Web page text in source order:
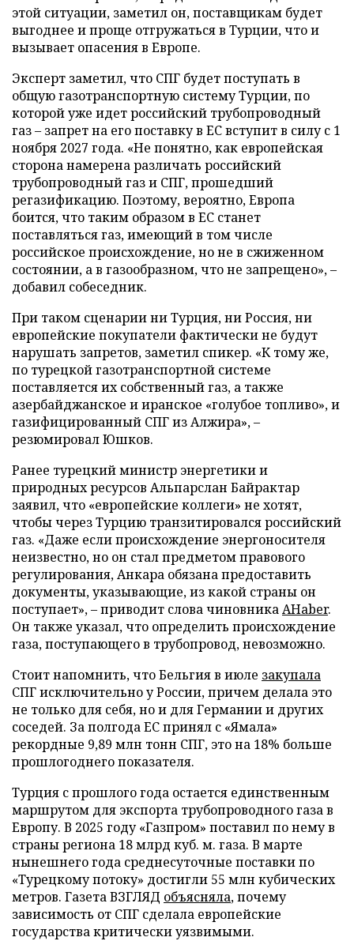
этой ситуации, заметил он, поставщикам будет
выгоднее и проще отгружаться в Турции, что и
вызывает опасения в Европе.
Эксперт заметил, что СПГ будет поступать в
общую газотранспортную систему Турции, по
которой уже идет российский трубопроводный
газ – запрет на его поставку в ЕС вступит в силу с 1
ноября 2027 года. «Не понятно, как европейская
сторона намерена различать российский
трубопроводный газ и СПГ, прошедший
регазификацию. Поэтому, вероятно, Европа
боится, что таким образом в ЕС станет
поставляться газ, имеющий в том числе
российское происхождение, но не в сжиженном
состоянии, а в газообразном, что не запрещено», –
добавил собеседник.
При таком сценарии ни Турция, ни Россия, ни
европейские покупатели фактически не будут
нарушать запретов, заметил спикер. «К тому же,
по турецкой газотранспортной системе
поставляется их собственный газ, а также
азербайджанское и иранское «голубое топливо», и
газифицированный СПГ из Алжира», –
резюмировал Юшков.
Ранее турецкий министр энергетики и
природных ресурсов Альпарслан Байрактар
заявил, что «европейские коллеги» не хотят,
чтобы через Турцию транзитировался российский
газ. «Даже если происхождение энергоносителя
неизвестно, но он стал предметом правового
регулирования, Анкара обязана предоставить
документы, указывающие, из какой страны он
поступает», – приводит слова чиновникаAHaber.
Он также указал, что определить происхождение
газа, поступающего в трубопровод, невозможно.
Стоит напомнить, что Бельгия в июле закупала
СПГ исключительно у России, причем делала это
не только для себя, но и для Германии и других
соседей. За полгода ЕС принял с «Ямала»
рекордные 9,89 млн тонн СПГ, это на 18% больше
прошлогоднего показателя.
Турция с прошлого года остается единственным
маршрутом для экспорта трубопроводного газа в
Европу. В 2025 году «Газпром» поставил по нему в
страны региона 18 млрд куб. м. газа. В марте
нынешнего года среднесуточные поставки по
«Турецкому потоку» достигли 55 млн кубических
метров. Газета ВЗГЛЯД объясняла, почему
зависимость от СПГ сделала европейские
государства критически уязвимыми.